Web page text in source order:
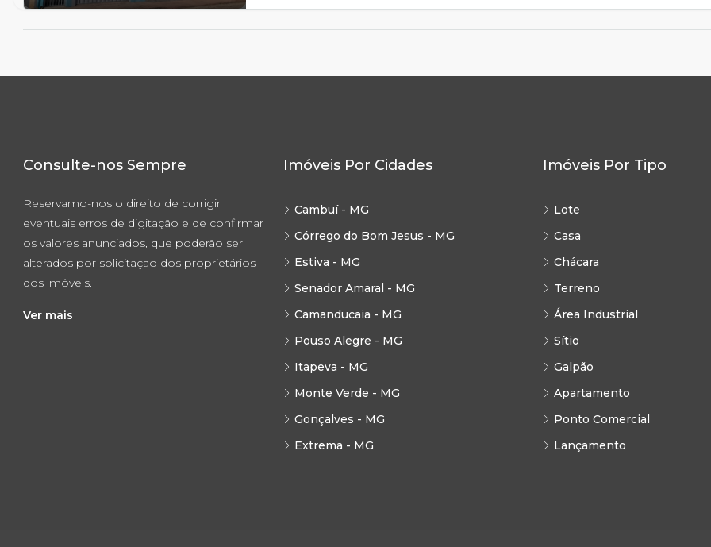
Consulte-nos Sempre
Reservamo-nos o direito de corrigir
eventuais erros de digitação e de confirmar
os valores anunciados, que poderão ser
alterados por solicitação dos proprietários
dos imóveis.
Ver mais
Imóveis Por Cidades
Cambuí - MG
Córrego do Bom Jesus - MG
Estiva - MG
Senador Amaral - MG
Camanducaia - MG
Pouso Alegre - MG
Itapeva - MG
Monte Verde - MG
Gonçalves - MG
Extrema - MG
Imóveis Por Tipo
Lote
Casa
Chácara
Terreno
Área Industrial
Sítio
Galpão
Apartamento
Ponto Comercial
Lançamento